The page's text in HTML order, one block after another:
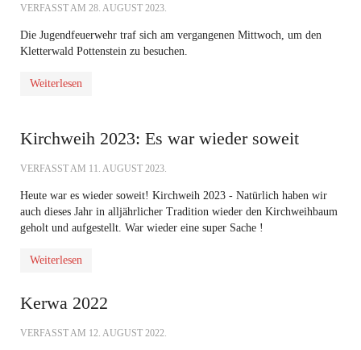
VERFASST AM 28. AUGUST 2023.
Die Jugendfeuerwehr traf sich am vergangenen Mittwoch, um den
Kletterwald Pottenstein zu besuchen.
Weiterlesen
Kirchweih 2023: Es war wieder soweit
VERFASST AM 11. AUGUST 2023.
Heute war es wieder soweit! Kirchweih 2023 - Natürlich haben wir
auch dieses Jahr in alljährlicher Tradition wieder den Kirchweihbaum
geholt und aufgestellt. War wieder eine super Sache !
Weiterlesen
Kerwa 2022
VERFASST AM 12. AUGUST 2022.